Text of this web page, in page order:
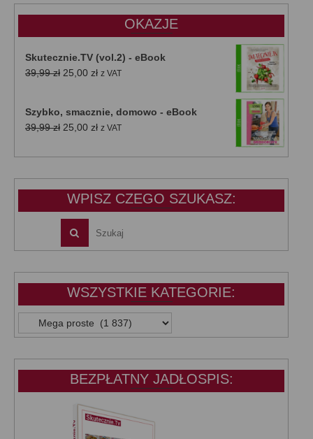
OKAZJE
Skutecznie.TV (vol.2) - eBook
39,99zł Pierwotna
39,99 zł.
25,00 złAktualna
25,00 zł.
z VAT
Szybko, smacznie, domowo - eBook
39,99zł Pierwotna
wynosiła:
25,00 złAktualna
wynosi:
z VAT
WPISZ CZEGO SZUKASZ:
WSZYSTKIE KATEGORIE:
WSZYSTKIE
KATEGORIE:
BEZPŁATNY JADŁOSPIS: